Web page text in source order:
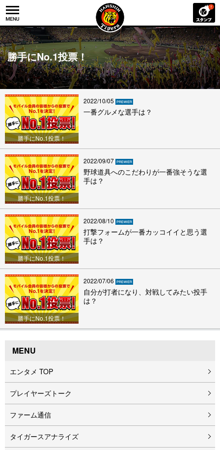
勝手にNo.1投票！
勝手にNo.1投票！
2022/10/05
一番グルメな選手は？
勝手にNo.1投票！
2022/09/07
野球道具へのこだわりが一番強そうな選
手は？
勝手にNo.1投票！
2022/08/10
打撃フォームが一番カッコイイと思う選
手は？
勝手にNo.1投票！
2022/07/06
自分が打者になり、対戦してみたい投手
は？
MENU
エンタメ TOP
プレイヤーズトーク
ファーム通信
タイガースアナライズ